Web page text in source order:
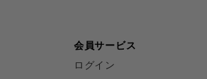
会員サービス
ログイン